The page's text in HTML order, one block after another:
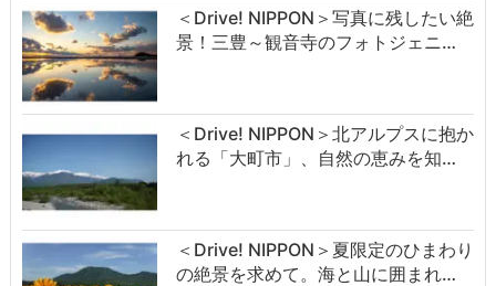
＜Drive! NIPPON＞写真に残したい絶
景！三豊～観音寺のフォトジェニ…
＜Drive! NIPPON＞北アルプスに抱か
れる「大町市」、自然の恵みを知…
＜Drive! NIPPON＞夏限定のひまわり
の絶景を求めて。海と山に囲まれ…